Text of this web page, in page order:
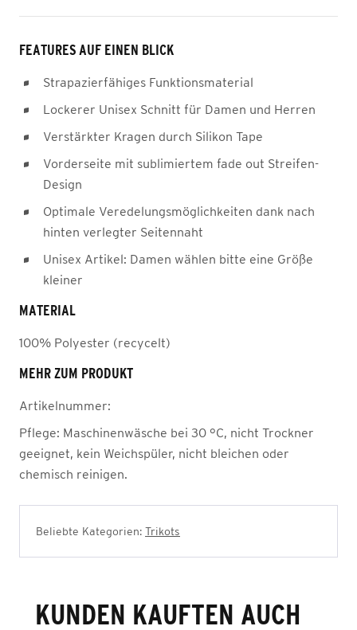
FEATURES AUF EINEN BLICK
Strapazierfähiges Funktionsmaterial
Lockerer Unisex Schnitt für Damen und Herren
Verstärkter Kragen durch Silikon Tape
Vorderseite mit sublimiertem fade out Streifen-
Design
Optimale Veredelungsmöglichkeiten dank nach
hinten verlegter Seitennaht
Unisex Artikel: Damen wählen bitte eine Größe
kleiner
MATERIAL
100% Polyester (recycelt)
MEHR ZUM PRODUKT
Artikelnummer:
Pflege: Maschinenwäsche bei 30 °C, nicht Trockner
geeignet, kein Weichspüler, nicht bleichen oder
chemisch reinigen.
Beliebte Kategorien: Trikots
KUNDEN KAUFTEN AUCH